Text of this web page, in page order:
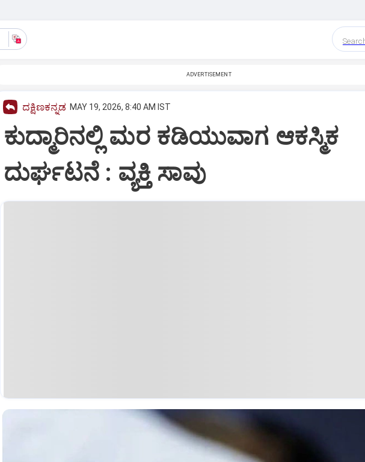
ADVERTISEMENT
ದಕ್ಷಿಣಕನ್ನಡ MAY 19, 2026, 8:40 AM IST
ಕುದ್ಮಾರಿನಲ್ಲಿ ಮರ ಕಡಿಯುವಾಗ ಆಕಸ್ಮಿಕ
ದುರ್ಘಟನೆ : ವ್ಯಕ್ತಿ ಸಾವು